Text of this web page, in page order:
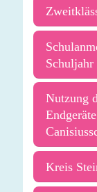
Schuljahr
Nutzung
Kreis